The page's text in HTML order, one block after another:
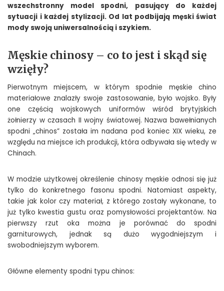
wszechstronny model spodni, pasujący do każdej
sytuacji i każdej stylizacji. Od lat podbijają męski świat
mody swoją uniwersalnością i szykiem.
Męskie chinosy – co to jest i skąd się
wzięły?
Pierwotnym miejscem, w którym spodnie męskie chino
materiałowe znalazły swoje zastosowanie, było wojsko. Były
one częścią wojskowych uniformów wśród brytyjskich
żołnierzy w czasach II wojny światowej. Nazwa bawełnianych
spodni „chinos” została im nadana pod koniec XIX wieku, ze
względu na miejsce ich produkcji, która odbywała się wtedy w
Chinach.
W modzie użytkowej określenie chinosy męskie odnosi się już
tylko do konkretnego fasonu spodni. Natomiast aspekty,
takie jak kolor czy materiał, z którego zostały wykonane, to
już tylko kwestia gustu oraz pomysłowości projektantów. Na
pierwszy rzut oka można je porównać do spodni
garniturowych, jednak są dużo wygodniejszym i
swobodniejszym wyborem.
Główne elementy spodni typu chinos: